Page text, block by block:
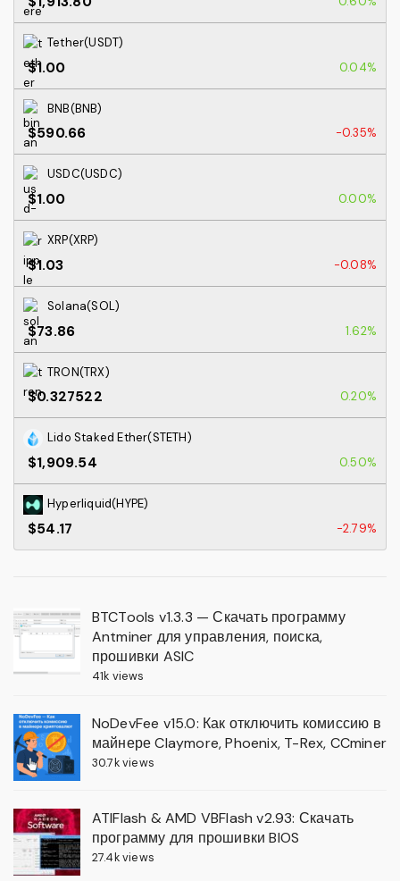
Tether(USDT)
$1.00 0.04%
BNB(BNB)
$590.66 -0.35%
USDC(USDC)
$1.00 0.00%
XRP(XRP)
$1.03 -0.08%
Solana(SOL)
$73.86 1.62%
TRON(TRX)
$0.327522 0.20%
Lido Staked Ether(STETH)
$1,909.54 0.50%
Hyperliquid(HYPE)
$54.17 -2.79%
BTCTools v1.3.3 — Скачать программу
Antminer для управления, поиска,
прошивки ASIC
41k views
NoDevFee v15.0: Как отключить комиссию в
майнере Claymore, Phoenix, T-Rex, CCminer
30.7k views
ATIFlash & AMD VBFlash v2.93: Скачать
программу для прошивки BIOS
27.4k views